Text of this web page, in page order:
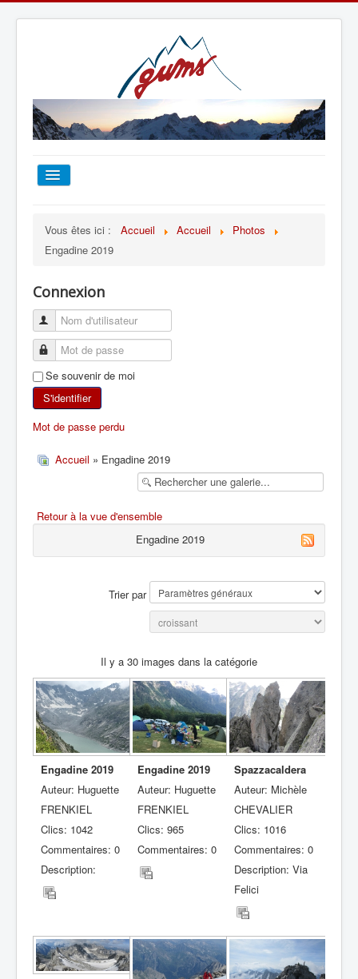
TOUT SUR LE GUMS
ESCALADE
ALPINISME
SKI DE RANDONNÉE
RANDONNÉE SPORTIVE
Vous êtes ici : Accueil Accueil
Photos
Engadine 2019
Connexion
Se souvenir de moi
S'identifier
Mot de passe perdu
Accueil » Engadine 2019
Retour à la vue d'ensemble
Engadine 2019
Trier par
Il y a 30 images dans la catégorie
Engadine 2019
Auteur: Huguette
FRENKIEL
Clics: 1042
Commentaires: 0
Description:
Engadine 2019
Auteur: Huguette
FRENKIEL
Clics: 965
Commentaires: 0
Spazzacaldera
Auteur: Michèle
CHEVALIER
Clics: 1016
Commentaires: 0
Description: Via
Felici